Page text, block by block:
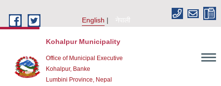
English
नेपाली
Kohalpur Municipality
Office of Municipal Executive
Kohalpur, Banke
Lumbini Province, Nepal